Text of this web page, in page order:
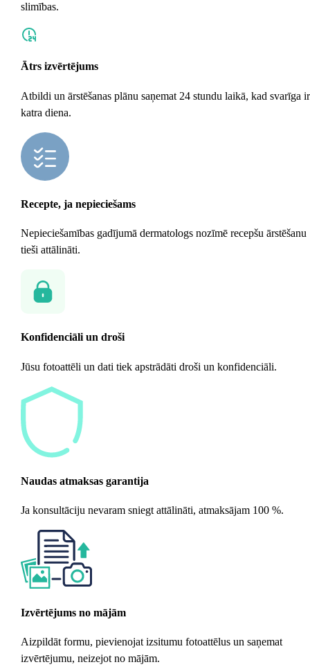
slimības.
Ātrs izvērtējums
Atbildi un ārstēšanas plānu saņemat 24 stundu laikā, kad svarīga ir
katra diena.
Recepte, ja nepieciešams
Nepieciešamības gadījumā dermatologs nozīmē recepšu ārstēšanu
tieši attālināti.
Konfidenciāli un droši
Jūsu fotoattēli un dati tiek apstrādāti droši un konfidenciāli.
Naudas atmaksas garantija
Ja konsultāciju nevaram sniegt attālināti, atmaksājam 100 %.
Izvērtējums no mājām
Aizpildāt formu, pievienojat izsitumu fotoattēlus un saņemat
izvērtējumu, neizejot no mājām.